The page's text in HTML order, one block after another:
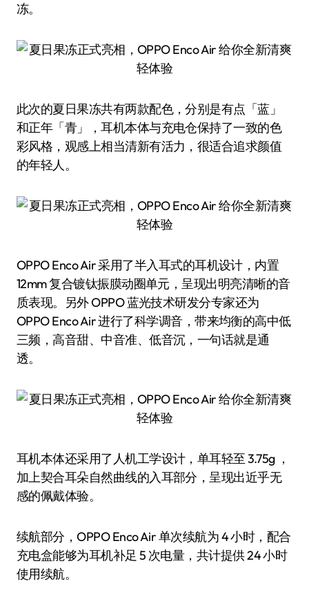
冻。
此次的夏日果冻共有两款配色，分别是有点「蓝」
和正年「青」，耳机本体与充电仓保持了一致的色
彩风格，观感上相当清新有活力，很适合追求颜值
的年轻人。
OPPO Enco Air 采用了半入耳式的耳机设计，内置
12mm 复合镀钛振膜动圈单元，呈现出明亮清晰的音
质表现。另外 OPPO 蓝光技术研发分专家还为
OPPO Enco Air 进行了科学调音，带来均衡的高中低
三频，高音甜、中音准、低音沉，一句话就是通
透。
耳机本体还采用了人机工学设计，单耳轻至 3.75g ，
加上契合耳朵自然曲线的入耳部分，呈现出近乎无
感的佩戴体验。
续航部分，OPPO Enco Air 单次续航为 4 小时，配合
充电盒能够为耳机补足 5 次电量，共计提供 24 小时
使用续航。